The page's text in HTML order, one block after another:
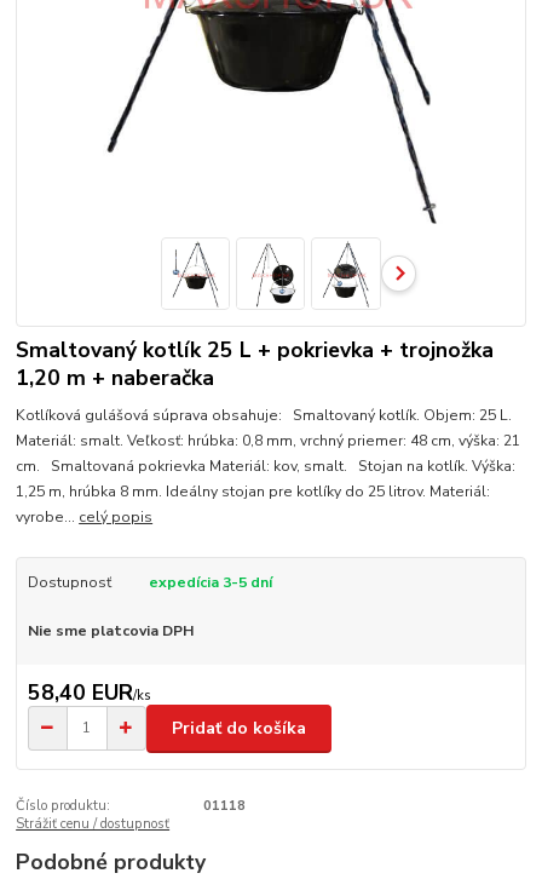
Smaltovaný kotlík 25 L + pokrievka + trojnožka
1,20 m + naberačka
Kotlíková gulášová súprava obsahuje: Smaltovaný kotlík. Objem: 25 L.
Materiál: smalt. Veľkosť: hrúbka: 0,8 mm, vrchný priemer: 48 cm, výška: 21
cm. Smaltovaná pokrievka Materiál: kov, smalt. Stojan na kotlík. Výška:
1,25 m, hrúbka 8 mm. Ideálny stojan pre kotlíky do 25 litrov. Materiál:
vyrobe... celý popis
Dostupnosť expedícia 3-5 dní
Nie sme platcovia DPH
58,40 EUR/ks
Pridať do košíka
Číslo produktu:
01118
Strážiť cenu / dostupnosť
Podobné produkty